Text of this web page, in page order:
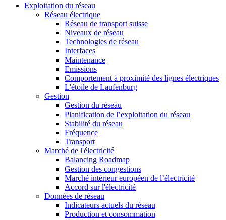
Exploitation du réseau
Réseau électrique
Réseau de transport suisse
Niveaux de réseau
Technologies de réseau
Interfaces
Maintenance
Emissions
Comportement à proximité des lignes électriques
L'étoile de Laufenburg
Gestion
Gestion du réseau
Planification de l’exploitation du réseau
Stabilité du réseau
Fréquence
Transport
Marché de l'électricité
Balancing Roadmap
Gestion des congestions
Marché intérieur européen de l’électricité
Accord sur l'électricité
Données de réseau
Indicateurs actuels du réseau
Production et consommation